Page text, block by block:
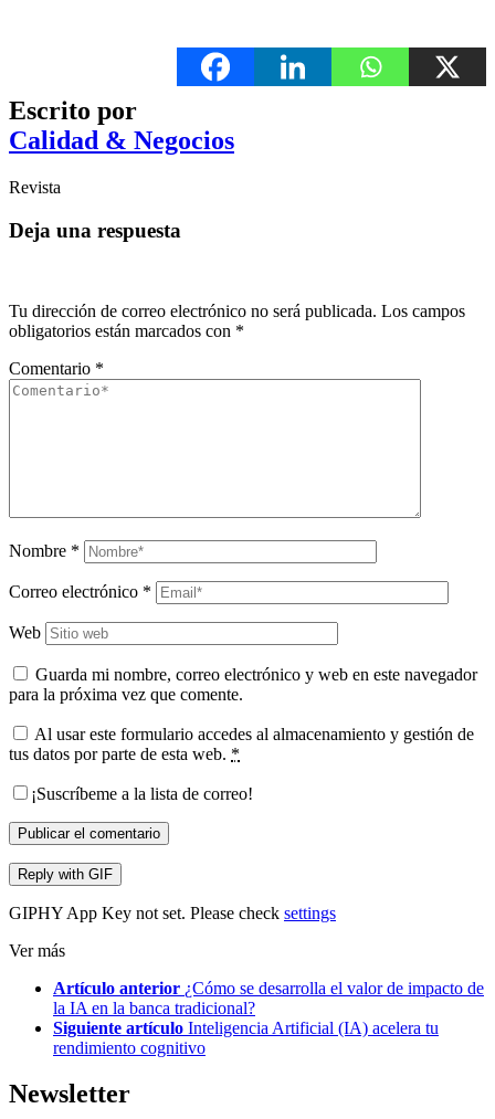
Escrito por
Calidad & Negocios
Revista
Deja una respuesta
Tu dirección de correo electrónico no será publicada. Los campos
obligatorios están marcados con *
Comentario *
Nombre *
Correo electrónico *
Web
Guarda mi nombre, correo electrónico y web en este navegador
para la próxima vez que comente.
Al usar este formulario accedes al almacenamiento y gestión de
tus datos por parte de esta web. *
¡Suscríbeme a la lista de correo!
Publicar el comentario
Reply with GIF
GIPHY App Key not set. Please check settings
Ver más
Artículo anterior ¿Cómo se desarrolla el valor de impacto de
la IA en la banca tradicional?
Siguiente artículo Inteligencia Artificial (IA) acelera tu
rendimiento cognitivo
Newsletter